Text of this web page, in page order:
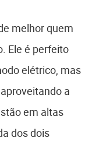
melhor quem
Ele é perfeito
elétrico, mas
a
em altas
dos dois